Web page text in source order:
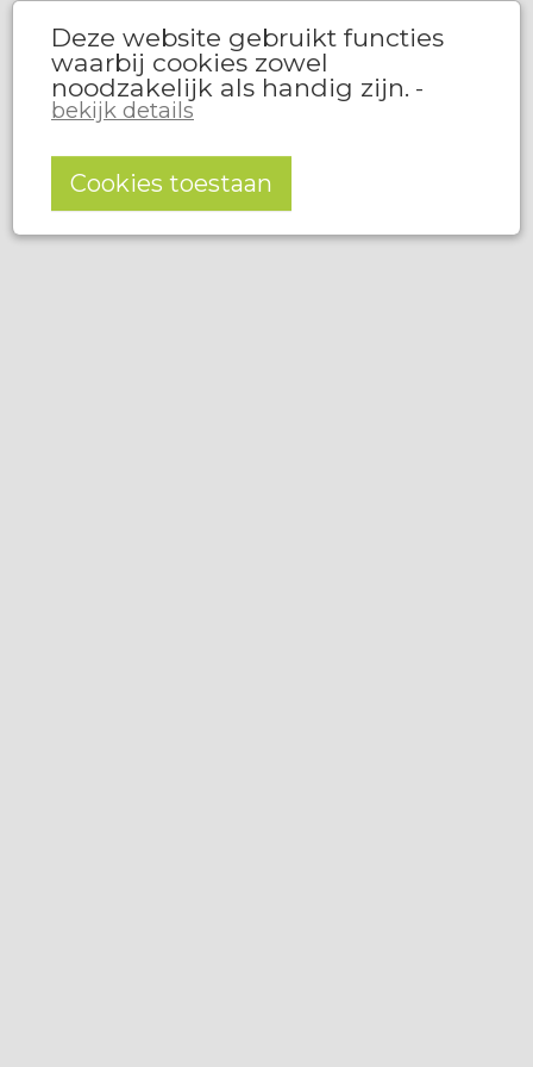
Deze website gebruikt functies
waarbij cookies zowel
noodzakelijk als handig zijn. -
bekijk details
Cookies toestaan